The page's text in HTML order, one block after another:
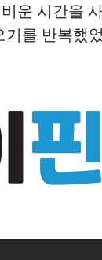
운 시간을
를 반복했